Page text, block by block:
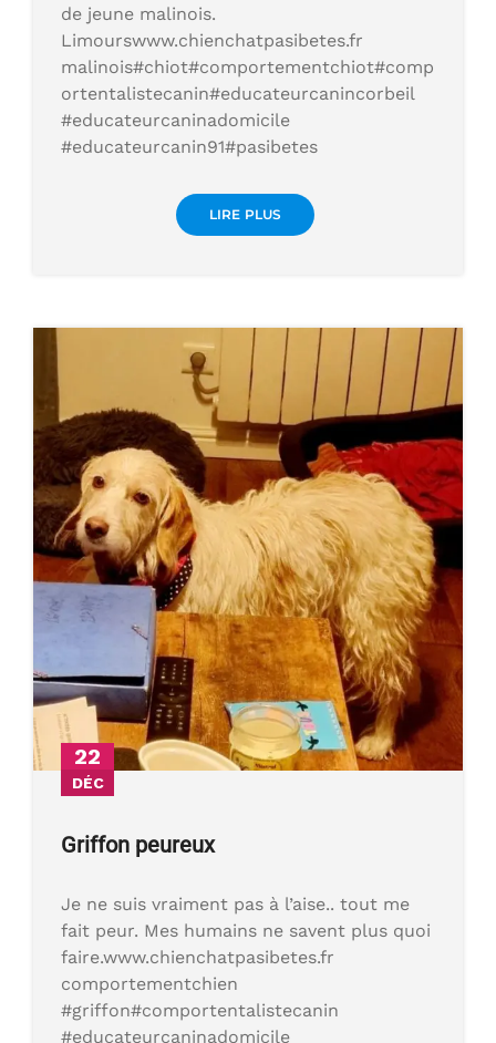
de jeune malinois.
Limourswww.chienchatpasibetes.fr
malinois#chiot#comportementchiot#comp
ortentalistecanin#educateurcanincorbeil
#educateurcaninadomicile
#educateurcanin91#pasibetes
LIRE PLUS
22
DÉC
Griffon peureux
Je ne suis vraiment pas à l’aise.. tout me
fait peur. Mes humains ne savent plus quoi
faire.www.chienchatpasibetes.fr
comportementchien
#griffon#comportentalistecanin
#educateurcaninadomicile